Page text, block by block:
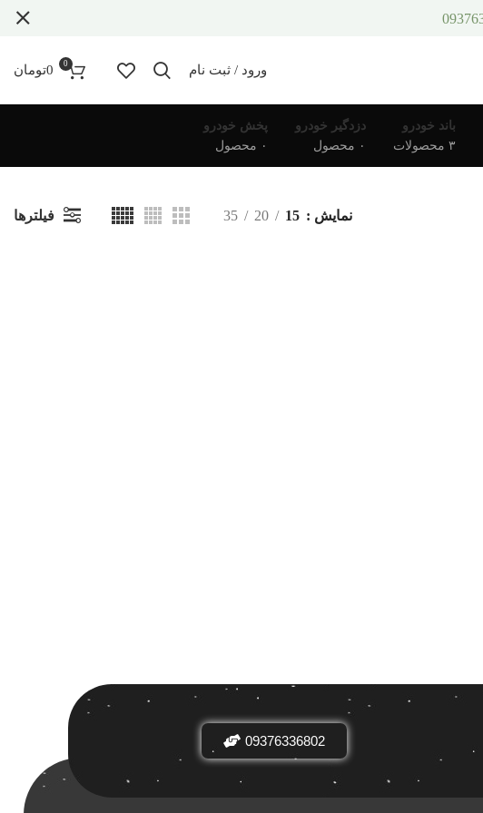
ورود / ثبت نام 0
0تومان
باند خودرو
۳ محصولات
دزدگیر خودرو
۰ محصول
پخش خودرو
۰ محصول
نمایش 15
20
35 فیلترها
مرتب سازی بر اساس
محبوبیت
09376336802